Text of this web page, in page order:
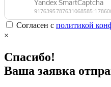
Согласен с политикой
×
Спасибо!
Ваша заявка